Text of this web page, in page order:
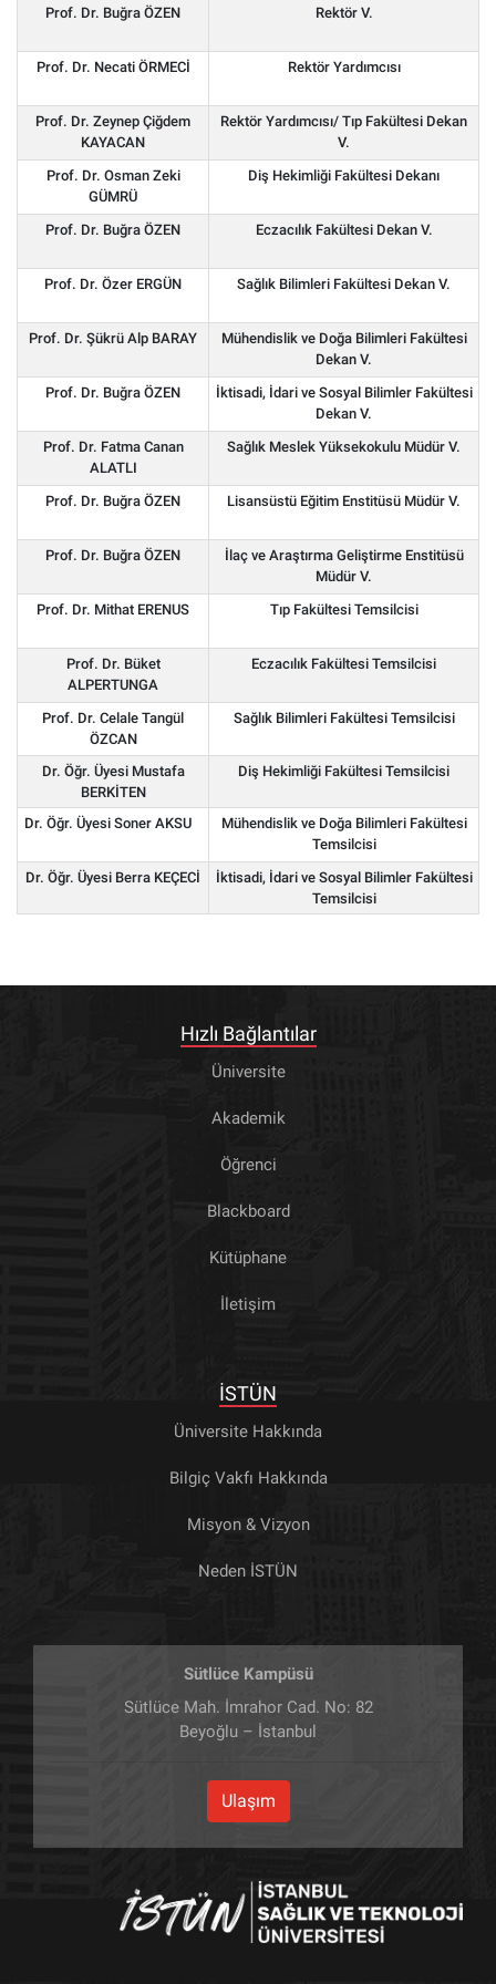
Prof. Dr. Buğra ÖZEN Rektör V.
Prof. Dr. Necati ÖRMECİ Rektör Yardımcısı
Prof. Dr. Zeynep Çiğdem
KAYACAN
Rektör Yardımcısı/ Tıp Fakültesi Dekan
V.
Prof. Dr. Osman Zeki
GÜMRÜ
Diş Hekimliği Fakültesi Dekanı
Prof. Dr. Buğra ÖZEN Eczacılık Fakültesi Dekan V.
Prof. Dr. Özer ERGÜN Sağlık Bilimleri Fakültesi Dekan V.
Prof. Dr. Şükrü Alp BARAY
Mühendislik ve Doğa Bilimleri Fakültesi
Dekan V.
Prof. Dr. Buğra ÖZEN
İktisadi, İdari ve Sosyal Bilimler Fakültesi
Dekan V.
Prof. Dr. Fatma Canan
ALATLI
Sağlık Meslek Yüksekokulu Müdür V.
Prof. Dr. Buğra ÖZEN Lisansüstü Eğitim Enstitüsü Müdür V.
Prof. Dr. Buğra ÖZEN
İlaç ve Araştırma Geliştirme Enstitüsü
Müdür V.
Prof. Dr. Mithat ERENUS
Tıp Fakültesi Temsilcisi
Prof. Dr. Büket
ALPERTUNGA
Eczacılık Fakültesi Temsilcisi
Prof. Dr. Celale Tangül
ÖZCAN
Sağlık Bilimleri Fakültesi Temsilcisi
Dr. Öğr. Üyesi Mustafa
BERKİTEN
Diş Hekimliği Fakültesi Temsilcisi
Dr. Öğr. Üyesi Soner AKSU
Mühendislik ve Doğa Bilimleri Fakültesi
Temsilcisi
Dr. Öğr. Üyesi Berra KEÇECİ
İktisadi, İdari ve Sosyal Bilimler Fakültesi
Temsilcisi
Hızlı Bağlantılar
Üniversite
Akademik
Öğrenci
Blackboard
Kütüphane
İletişim
İSTÜN
Üniversite Hakkında
Bilgiç Vakfı Hakkında
Misyon & Vizyon
Neden İSTÜN
Sütlüce Kampüsü
Sütlüce Mah. İmrahor Cad. No: 82
Beyoğlu – İstanbul
Ulaşım